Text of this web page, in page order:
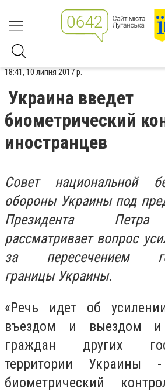
18:41, 10 липня 2017 р.
Украина введет
биометрический
иностранцев
Совет национальной
обороны Украины под
Президента
рассматривает вопрос
за пересечением
границы Украины.
«Речь идет об
въездом и выездом и
граждан других
территории
биометрический